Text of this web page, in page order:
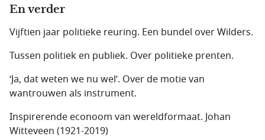
En verder
Vijftien jaar politieke reuring. Een bundel over Wilders.
Tussen politiek en publiek. Over politieke prenten.
‘Ja, dat weten we nu wel’. Over de motie van
wantrouwen als instrument.
Inspirerende econoom van wereldformaat. Johan
Witteveen (1921-2019)